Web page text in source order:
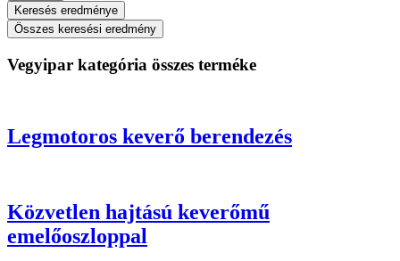
Keresés eredménye
Összes keresési eredmény
Vegyipar kategória összes terméke
Legmotoros keverő berendezés
Közvetlen hajtású keverőmű
emelőoszloppal